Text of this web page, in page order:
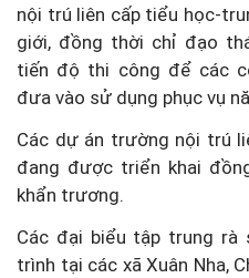
nội trú liên cấp tiểu học-
giới, đồng thời chỉ đạo
tiến độ thi công để các
đưa vào sử dụng phục vụ
Các dự án trường nội trú
đang được triển khai
khẩn trương.
Các đại biểu tập trung
trình tại các xã Xuân Nha,